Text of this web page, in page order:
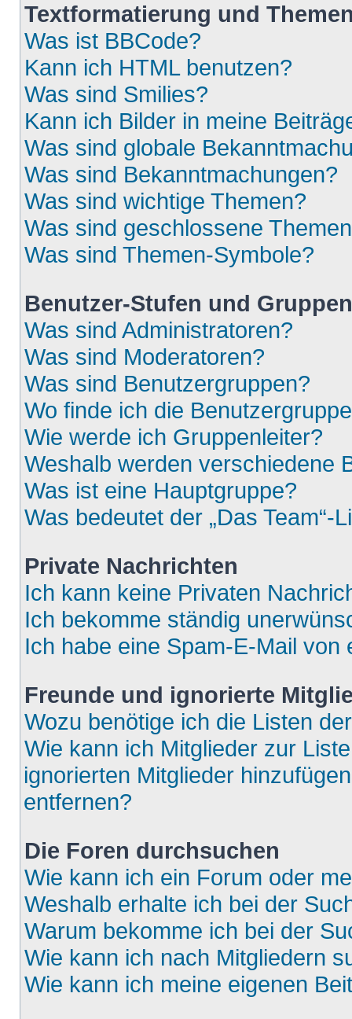
Textformatierung und
Was ist BBCode?
Kann ich HTML benutzen?
Was sind Smilies?
Kann ich Bilder in meine
Was sind globale
Was sind Bekanntmachungen?
Was sind wichtige Themen?
Was sind geschlossene
Was sind Themen-Symbole?
Benutzer-Stufen und Gruppen
Was sind Administratoren?
Was sind Moderatoren?
Was sind Benutzergruppen?
Wo finde ich die
Wie werde ich Gruppenleiter?
Weshalb werden verschiedene
Was ist eine Hauptgruppe?
Was bedeutet der „Das Team“-
Private Nachrichten
Ich kann keine Privaten
Ich bekomme ständig
Ich habe eine Spam-E-Mail
Freunde und ignorierte
Wozu benötige ich die Listen
Wie kann ich Mitglieder zur
ignorierten Mitglieder
entfernen?
Die Foren durchsuchen
Wie kann ich ein Forum oder
Weshalb erhalte ich bei der
Warum bekomme ich bei der
Wie kann ich nach Mitgliedern
Wie kann ich meine eigenen